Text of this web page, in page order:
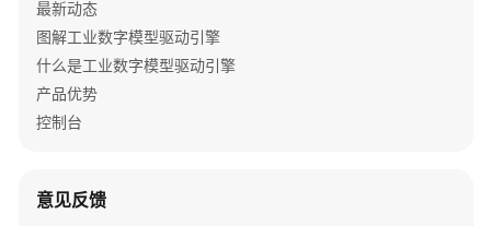
API
概
览
如
用
API
最新动态
图解工业数字模型驱动引擎
什么是工业数字模型驱动引擎
产品优势
控制台
意见反馈